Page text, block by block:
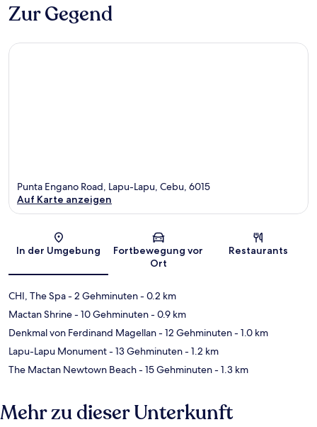
Zur Gegend
Karte
Punta Engano Road, Lapu-Lapu, Cebu, 6015
Auf Karte anzeigen
In der Umgebung
Fortbewegung vor
Ort
Restaurants
CHI, The Spa- 2 Gehminuten- 0.2 km
Mactan Shrine- 10 Gehminuten- 0.9 km
Denkmal von Ferdinand Magellan- 12 Gehminuten- 1.0 km
Lapu-Lapu Monument- 13 Gehminuten- 1.2 km
The Mactan Newtown Beach- 15 Gehminuten- 1.3 km
Mehr zu dieser Unterkunft